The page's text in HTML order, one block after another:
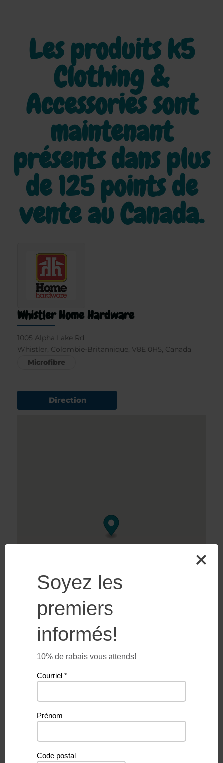
Les produits k5
Clothing &
Accessories sont
maintenant
présents dans plus
de125 points de
vente au Canada.
Whistler Home Hardware
1005 Alpha Lake Rd
Whistler, Colombie-Britannique, V8E 0H5, Canada
Microfibre
Direction
Vous aimeriez
devenir un
Soyez les
premiers
informés!
10% de rabais vous attends!
Courriel *
Prénom
Code postal